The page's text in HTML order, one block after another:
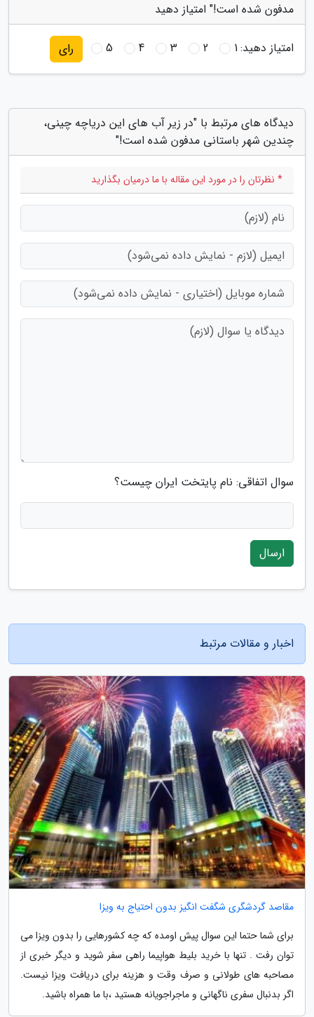
مدفون شده است!" امتیاز دهید
امتیاز دهید:1
2
3
4
5 رای
دیدگاه های مرتبط با "در زیر آب های این دریاچه چینی،
چندین شهر باستانی مدفون شده است!"
* نظرتان را در مورد این مقاله با ما درمیان بگذارید
سوال اتفاقی: نام پایتخت ایران چیست؟
ارسال
اخبار و مقالات مرتبط
مقاصد گردشگری شگفت انگیز بدون احتیاج به ویزا
برای شما حتما این سوال پیش اومده که چه کشورهایی را بدون ویزا می
توان رفت . تنها با خرید بلیط هواپیما راهی سفر شوید و دیگر خبری از
مصاحبه های طولانی و صرف وقت و هزینه برای دریافت ویزا نیست.
اگر بدنبال سفری ناگهانی و ماجراجویانه هستید ،با ما همراه باشید.